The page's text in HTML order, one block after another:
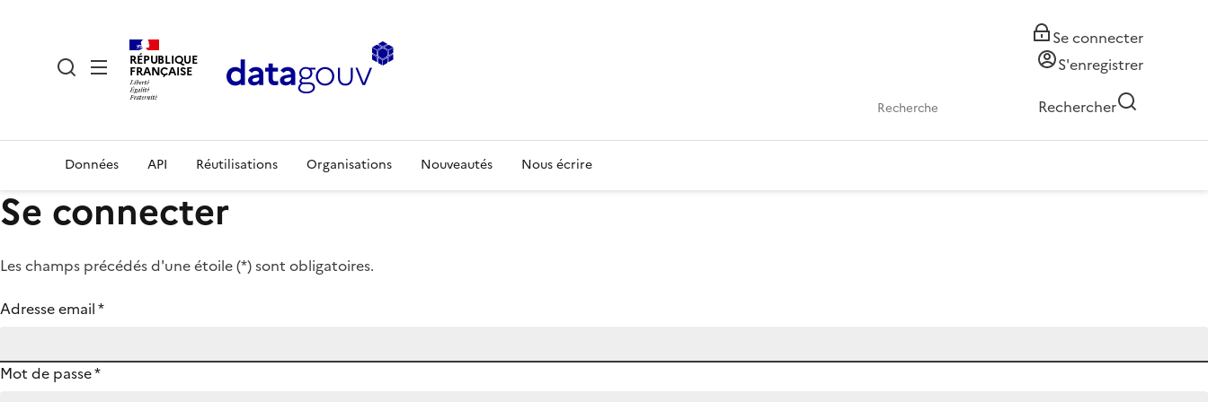
RÉPUBLIQUE
FRANÇAISE
Se connecter
S'enregistrer
Rechercher
Données API Réutilisations Organisations Nouveautés Nous écrire
Se connecter
Les champs précédés d'une étoile (*) sont obligatoires.
Adresse email*
Mot de passe*